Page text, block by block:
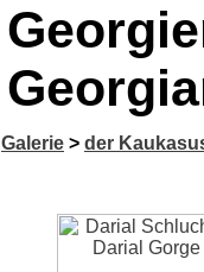
Galerie > der